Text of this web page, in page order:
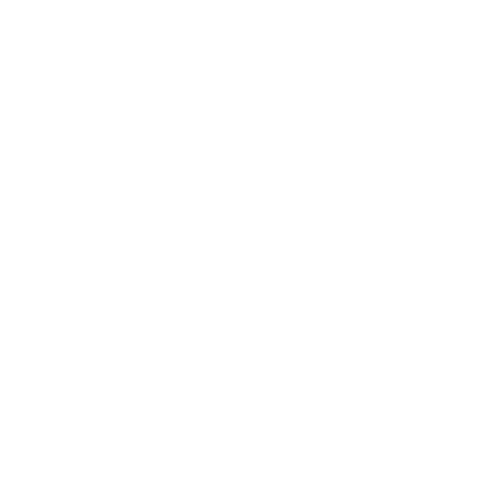
Tex Willerin loivat Italialaiset sarjakuvantekijät
pokkarimuotoiseksi jo 60-luvulla. Suomeen
Tätä ennen Tex ehti ilmestyä liuskalehtenä
Tex Willerin kultakauden seikkailuihin pääsee
Tex Willerin uudet seikkalut toteutaan
suosikkitekijät saavat jatkuvasti rinnalleen uusia
Mauro Boselli, Tito Faraci, Pasquale Ruju, Fabio